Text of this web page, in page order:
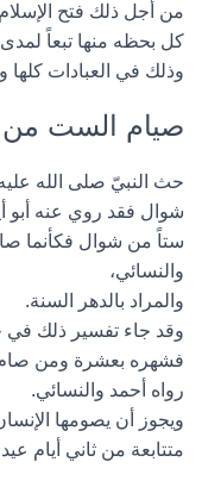
من أجل ذلك فتح الإسلام
كل بحظه منها تبعاً
وذلك في العبادات كلها
صيام الست
حث النبيّ صلى الله
شوال فقد روي عنه أبو
ستاً من شوال فكأنما
والنسائي،
والمراد بالدهر السنة.
وقد جاء تفسير ذلك
فشهره بعشرة ومن صام
رواه أحمد والنسائي.
ويجوز أن يصومها
متتابعة من ثاني أيام